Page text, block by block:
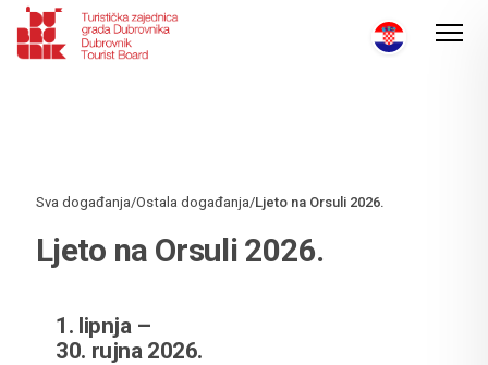
Sva događanja/Ostala događanja/Ljeto na Orsuli 2026.
Ljeto na Orsuli 2026.
1. lipnja –
30. rujna 2026.